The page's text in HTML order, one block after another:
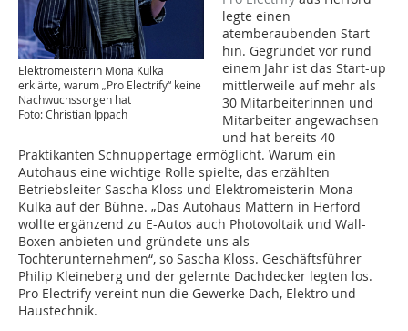
Elektromeisterin Mona Kulka
erklärte, warum „Pro Electrify“ keine
Nachwuchssorgen hat
Foto: Christian Ippach
legte einen
atemberaubenden Start
hin. Gegründet vor rund
einem Jahr ist das Start-up
mittlerweile auf mehr als
30 Mitarbeiterinnen und
Mitarbeiter angewachsen
und hat bereits 40
Praktikanten Schnuppertage ermöglicht. Warum ein
Autohaus eine wichtige Rolle spielte, das erzählten
Betriebsleiter Sascha Kloss und Elektromeisterin Mona
Kulka auf der Bühne. „Das Autohaus Mattern in Herford
wollte ergänzend zu E-Autos auch Photovoltaik und Wall-
Boxen anbieten und gründete uns als
Tochterunternehmen“, so Sascha Kloss. Geschäftsführer
Philip Kleineberg und der gelernte Dachdecker legten los.
Pro Electrify vereint nun die Gewerke Dach, Elektro und
Haustechnik.